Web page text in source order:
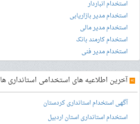
استخدام انباردار
استخدام مدیر بازاریابی
استخدام مدیر مالی
استخدام کارمند بانک
استخدام مدیر فنی
»آخرین اطلاعیه های استخدامی استانداری ها
آگهی استخدام استانداری کردستان
استخدام استانداری استان اردبیل